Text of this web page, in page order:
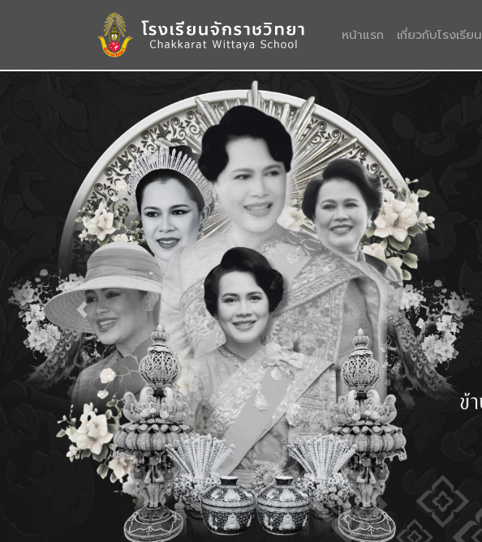
หน้าแรก (current)
เกี่ยวกับโรงเรียน
Previous